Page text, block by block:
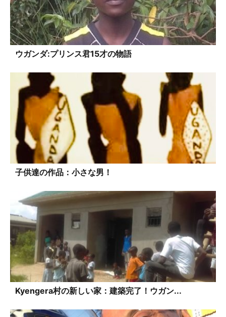
ウガンダ:プリンス君15才の物語
子供達の作品：小さな男！
Kyengera村の新しい家：建築完了！ウガン...